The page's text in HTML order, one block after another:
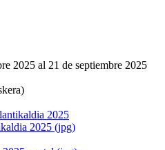
2025 al 21 de septiembre 2025
2025
2025 (jpg)